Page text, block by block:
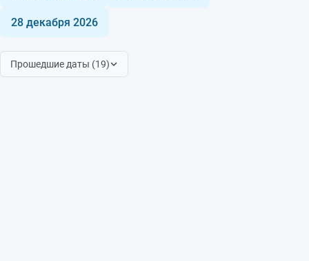
28 декабря 2026
Прошедшие даты (19)